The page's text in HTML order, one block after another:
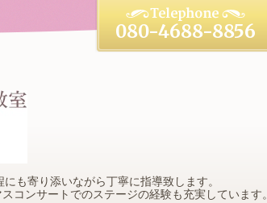
も寄り添いながら丁寧に指導致します。
コンサートでのステージの経験も充実しています。
080-4688-8856